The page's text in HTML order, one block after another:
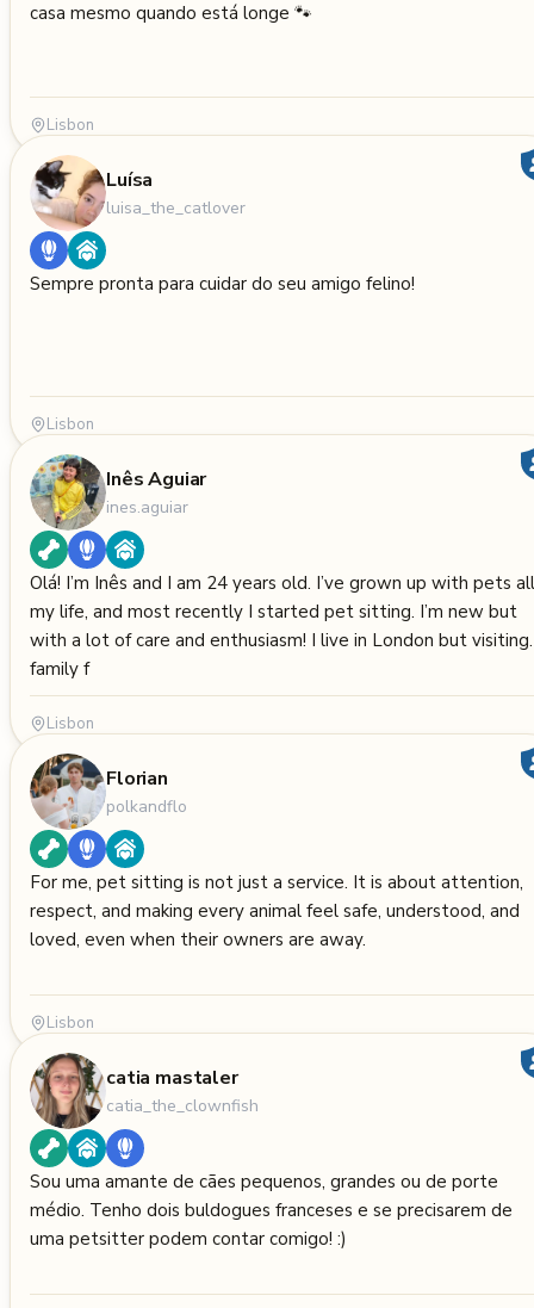
casa mesmo quando está longe 🐾
Lisbon
Luísa
luisa_the_catlover
Sempre pronta para cuidar do seu amigo felino!
Lisbon
Inês Aguiar
ines.aguiar
Olá! I’m Inês and I am 24 years old. I’ve grown up with pets all
my life, and most recently I started pet sitting. I’m new but
with a lot of care and enthusiasm! I live in London but visiting
family f
Lisbon
Florian
polkandflo
For me, pet sitting is not just a service. It is about attention,
respect, and making every animal feel safe, understood, and
loved, even when their owners are away.
Lisbon
catia mastaler
catia_the_clownfish
Sou uma amante de cães pequenos, grandes ou de porte
médio. Tenho dois buldogues franceses e se precisarem de
uma petsitter podem contar comigo! :)